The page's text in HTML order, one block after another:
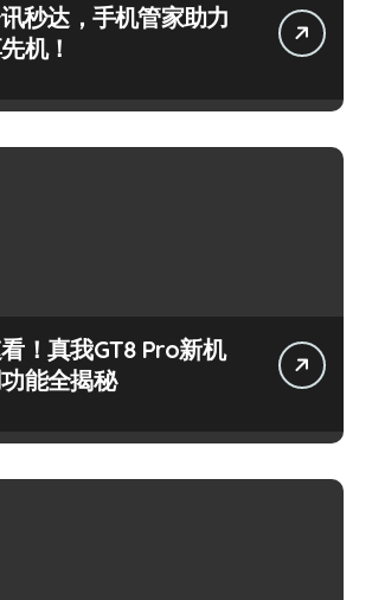
秒达，手机管家助力
机！
！真我GT8 Pro新机
能全揭秘